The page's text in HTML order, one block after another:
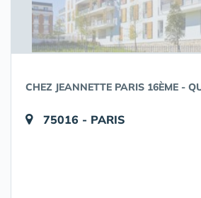
CHEZ JEANNETTE PARIS 16ÈME -
75016 - PARIS